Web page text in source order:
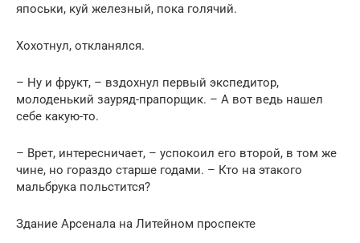
япоськи, куй железный, пока голячий.
Хохотнул, откланялся.
– Ну и фрукт, – вздохнул первый экспедитор,
молоденький зауряд-прапорщик. – А вот ведь нашел
себе какую-то.
– Врет, интересничает, – успокоил его второй, в том же
чине, но гораздо старше годами. – Кто на этакого
мальбрука польстится?
Здание Арсенала на Литейном проспекте